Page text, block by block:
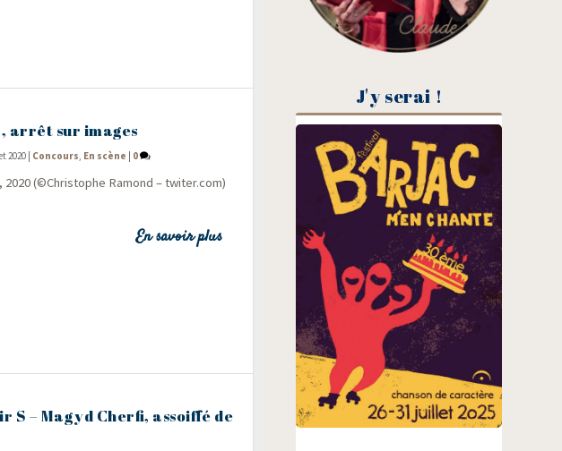
, arrêt sur images
2020 Concours, En scène 0
2020 (©Chris­tophe Ramond – twi​ter​.com)
En savoir plus
S – Magyd Cherfi, assoiffé de
J'y serai !